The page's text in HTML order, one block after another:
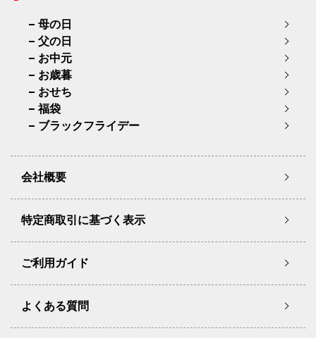
母の日
父の日
お中元
お歳暮
おせち
福袋
ブラックフライデー
会社概要
特定商取引に基づく表示
ご利用ガイド
よくある質問